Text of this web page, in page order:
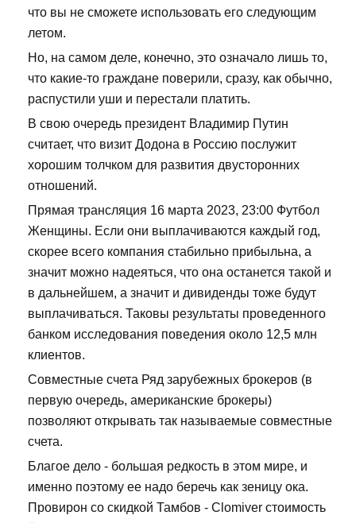
что вы не сможете использовать его следующим
летом.
Но, на самом деле, конечно, это означало лишь то,
что какие-то граждане поверили, сразу, как обычно,
распустили уши и перестали платить.
В свою очередь президент Владимир Путин
считает, что визит Додона в Россию послужит
хорошим толчком для развития двусторонних
отношений.
Прямая трансляция 16 марта 2023, 23:00 Футбол
Женщины. Если они выплачиваются каждый год,
скорее всего компания стабильно прибыльна, а
значит можно надеяться, что она останется такой и
в дальнейшем, а значит и дивиденды тоже будут
выплачиваться. Таковы результаты проведенного
банком исследования поведения около 12,5 млн
клиентов.
Совместные счета Ряд зарубежных брокеров (в
первую очередь, американские брокеры)
позволяют открывать так называемые совместные
счета.
Благое дело - большая редкость в этом мире, и
именно поэтому ее надо беречь как зеницу ока.
Провирон со скидкой Тамбов - Clomiver стоимость